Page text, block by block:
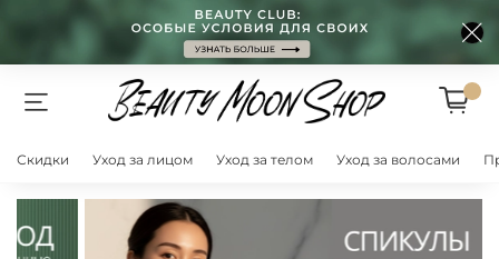
Скидки Уход за лицом Уход за телом Уход за волосами